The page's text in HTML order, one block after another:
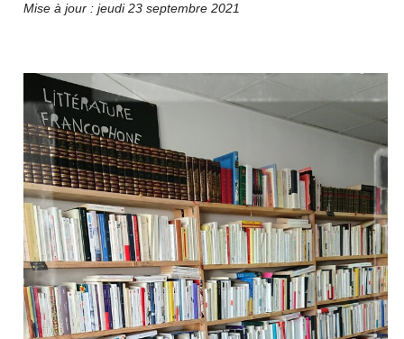
Mise à jour : jeudi 23 septembre 2021